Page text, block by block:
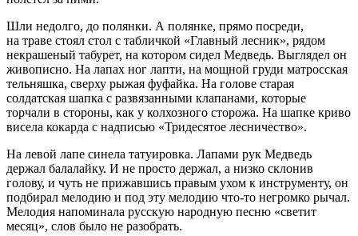
Шли недолго, до полянки. А полянке, прямо посреди,
на траве стоял стол с табличкой «Главный лесник», рядом
некрашеный табурет, на котором сидел Медведь. Выглядел он
живописно. На лапах ног лапти, на мощной груди матросская
тельняшка, сверху рыжая фуфайка. На голове старая
солдатская шапка с развязанными клапанами, которые
торчали в стороны, как у колхозного сторожа. На шапке криво
висела кокарда с надписью «Тридесятое лесничество».
На левой лапе синела татуировка. Лапами рук Медведь
держал балалайку. И не просто держал, а низко склонив
голову, и чуть не прижавшись правым ухом к инструменту, он
подбирал мелодию и под эту мелодию что-то негромко рычал.
Мелодия напоминала русскую народную песню «светит
месяц», слов было не разобрать.